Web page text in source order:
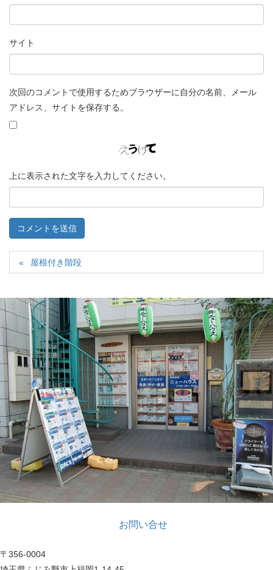
サイト
次回のコメントで使用するためブラウザーに自分の名前、メール
アドレス、サイトを保存する。
上に表示された文字を入力してください。
屋根付き階段
お問い合せ
〒356-0004